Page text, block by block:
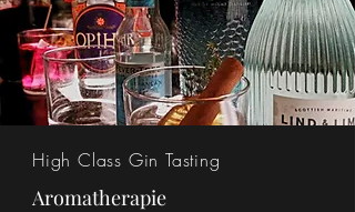
High Class Gin Tasting
Aromatherapie